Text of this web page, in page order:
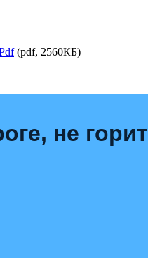
(pdf, 2560КБ)
не горит